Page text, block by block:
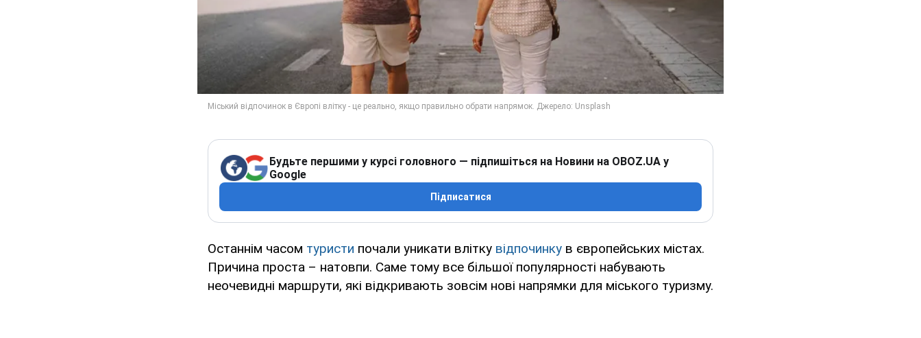
Будьте першими у курсі головного — підпишіться на Новини на OBOZ.UA у
Google
Підписатися
Останнім часом туристи почали уникати влітку відпочинку в європейських містах.
Причина проста – натовпи. Саме тому все більшої популярності набувають
неочевидні маршрути, які відкривають зовсім нові напрямки для міського туризму.